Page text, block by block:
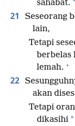
sahabat.
21
Seseorang
lain,
Tetapi
berbelas
lemah. +
22
akan
Tetapi
dikasihi *